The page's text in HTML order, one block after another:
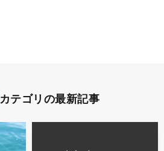
カテゴリの最新記事